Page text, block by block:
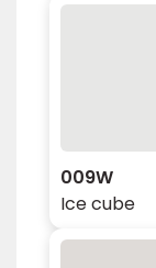
009W
Ice cube